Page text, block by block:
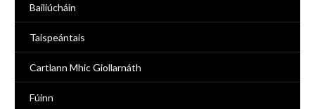
Bailiúcháin
Taispeántais
Cartlann Mhic Giollarnáth
Fúinn